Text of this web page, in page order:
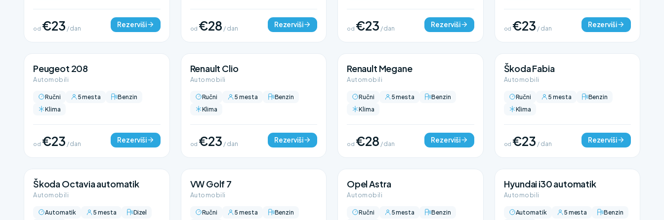
od €23 / dan Rezerviši od €28 / dan Rezerviši od €23 / dan Rezerviši od €23 / dan Rezerviši
Peugeot 208
Automobili
Ručni 5 mesta
Benzin
Klima
od €23 / dan Rezerviši
Renault Clio
Automobili
Ručni 5 mesta
Benzin
Klima
od €23 / dan Rezerviši
Renault Megane
Automobili
Ručni 5 mesta
Benzin
Klima
od €28 / dan Rezerviši
Škoda Fabia
Automobili
Ručni 5 mesta
Benzin
Klima
od €23 / dan Rezerviši
Škoda Octavia automatik
Automobili
Automatik 5 mesta
Dizel
VW Golf 7
Automobili
Ručni 5 mesta
Benzin
Opel Astra
Automobili
Ručni 5 mesta
Benzin
Hyundai i30 automatik
Automobili
Automatik 5 mesta
Benzin